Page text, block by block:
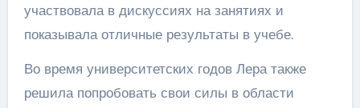
участвовала в дискуссиях на занятиях и
показывала отличные результаты в учебе.
Во время университетских годов Лера также
решила попробовать свои силы в области